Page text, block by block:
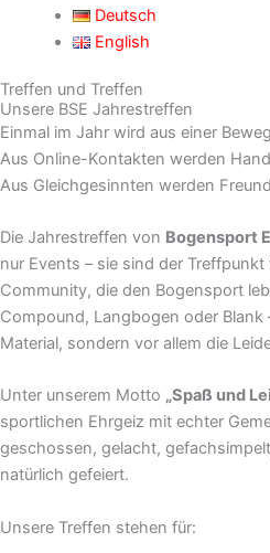
Deutsch
English
Treffen und Treffen
Unsere BSE Jahrestreffen
Einmal im Jahr wird aus einer
Aus Online-Kontakten werden
Aus Gleichgesinnten werden
Die Jahrestreffen von Bogensport
nur Events – sie sind der Treffpunkt
Community, die den Bogensport
Compound, Langbogen oder
Material, sondern vor allem die
Unter unserem Motto „Spaß und
sportlichen Ehrgeiz mit echter
geschossen, gelacht,
natürlich gefeiert.
Unsere Treffen stehen für: